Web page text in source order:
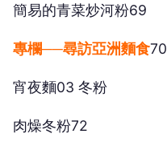
簡易的青菜炒河粉69
專欄──尋訪亞洲麵食70
宵夜麵03 冬粉
肉燥冬粉72